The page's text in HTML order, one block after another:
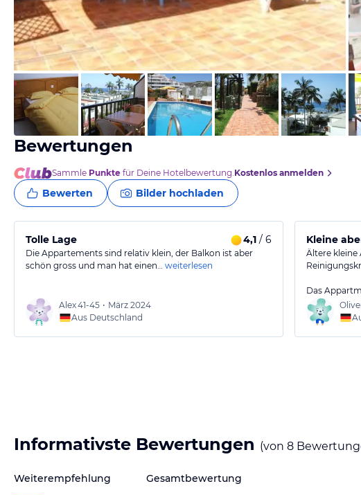
vom Hotelier, Mai 2012
Bewertungen
Sammle Punkte für Deine Hotelbewertung.Kostenlos anmelden
Bewerten Bilder hochladen
Tolle Lage 4,1 / 6
Die Appartements sind relativ klein, der Balkon ist aber
schön gross und man hat einen… weiterlesen
Alex41-45 • März 2024
Aus Deutschland
Kleine
Ältere
Das
Informativste Bewertungen (von 8
Weiterempfehlung Gesamtbewertung